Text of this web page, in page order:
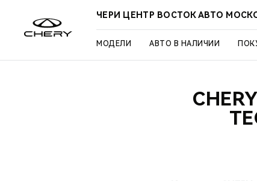
ЧЕРИ ЦЕНТР ВОСТОК АВТО
МОДЕЛИ АВТО В НАЛИЧИИ